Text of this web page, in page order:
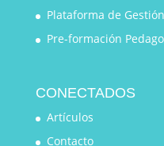
Plataforma de
Pre-formación
CONECTADOS
Artículos
Contacto